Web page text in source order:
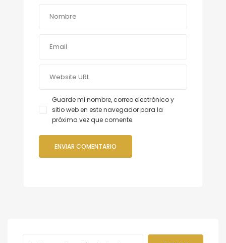
Guarde mi nombre, correo electrónico y
sitio web en este navegador para la
próxima vez que comente.